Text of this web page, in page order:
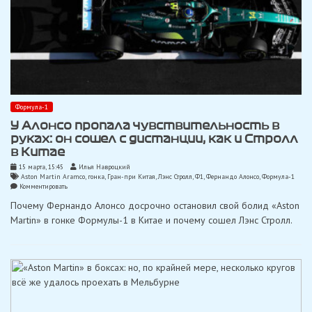
Формула-1
У Алонсо пропала чувствительность в
руках: он сошел с дистанции, как и Стролл
в Китае
15 марта, 15:45
Илья Навроцкий
Aston Martin Aramco, гонка, Гран-при Китая,Лэнс Стролл,Ф1,Фернандо Алонсо,Формула-1
Комментироватьon
Алонсо
пропала
чувствительность
сошел
с
дистанции,
Почему Фернандо Алонсо досрочно остановил свой болид «Aston
Martin» в гонке Формулы-1 в Китае и почему сошел Лэнс Стролл.